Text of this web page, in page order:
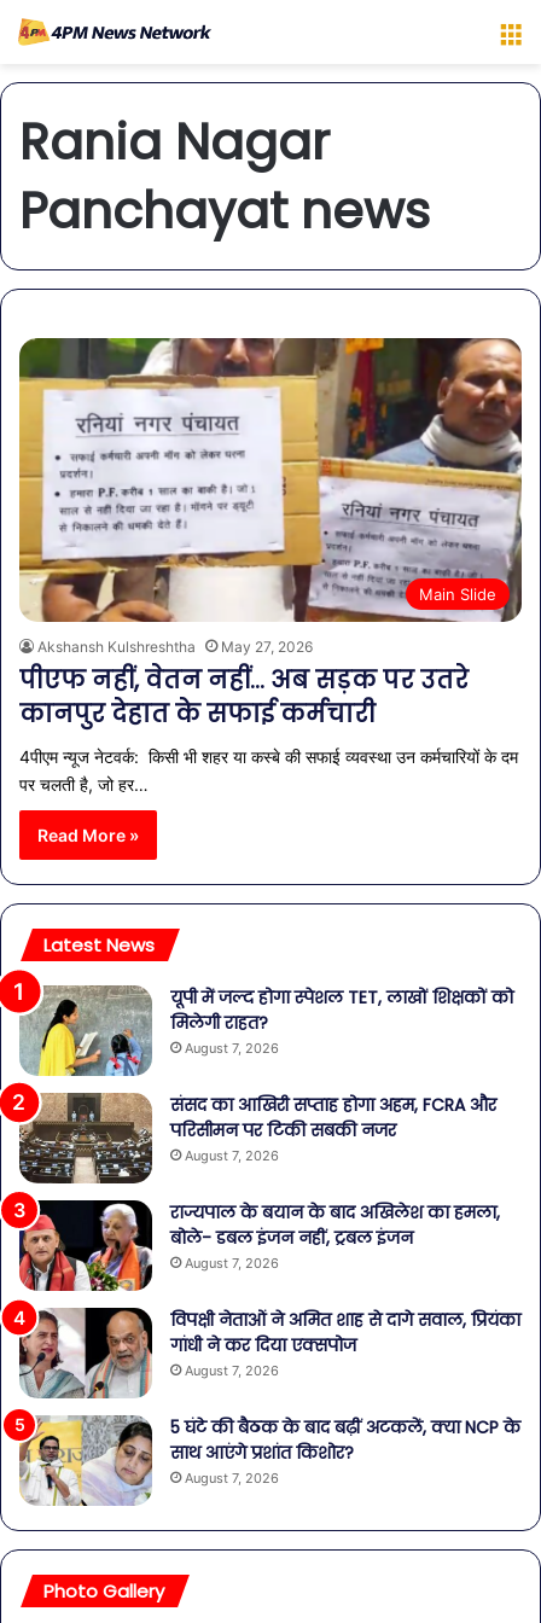
Rania Nagar
Panchayat news
Main Slide
Akshansh Kulshreshtha May 27, 2026
पीएफ नहीं, वेतन नहीं… अब सड़क पर उतरे
कानपुर देहात के सफाई कर्मचारी
4पीएम न्यूज नेटवर्क: किसी भी शहर या कस्बे की सफाई व्यवस्था उन कर्मचारियों के दम
पर चलती है, जो हर…
Read More »
Latest News
यूपी में जल्द होगा स्पेशल TET, लाखों शिक्षकों को
मिलेगी राहत?
August 7, 2026
संसद का आखिरी सप्ताह होगा अहम, FCRA और
परिसीमन पर टिकी सबकी नजर
August 7, 2026
राज्यपाल के बयान के बाद अखिलेश का हमला,
बोले- डबल इंजन नहीं, ट्रबल इंजन
August 7, 2026
विपक्षी नेताओं ने अमित शाह से दागे सवाल, प्रियंका
गांधी ने कर दिया एक्सपोज
August 7, 2026
5 घंटे की बैठक के बाद बढ़ीं अटकलें, क्या NCP के
साथ आएंगे प्रशांत किशोर?
August 7, 2026
Photo Gallery